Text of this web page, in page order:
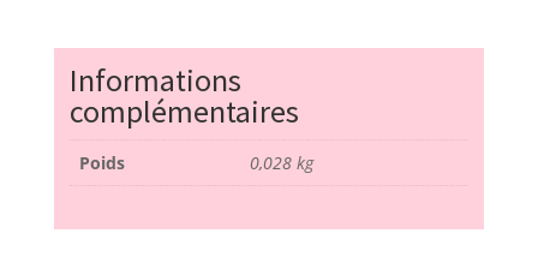
Informations
complémentaires
Poids 0,028 kg